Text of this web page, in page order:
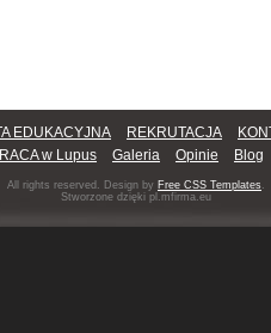
EDUKACYJNA REKRUTACJA
w Lupus Galeria Opinie Blog
All rights reserved. Design by Free CSS Templates .
Stworzone dzięki pl.mfirma.eu